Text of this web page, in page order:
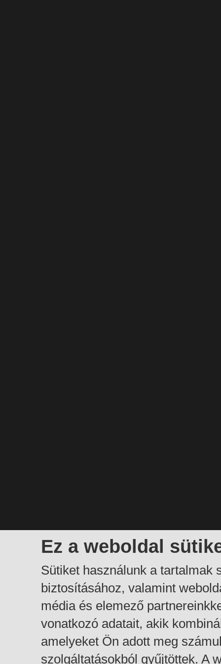
Ez a weboldal
Sütiket használunk a tartalmak
biztosításához, valamint
média és elemező
vonatkozó adatait, akik
amelyeket Ön adott meg
szolgáltatásokból gyűjtöttek. A